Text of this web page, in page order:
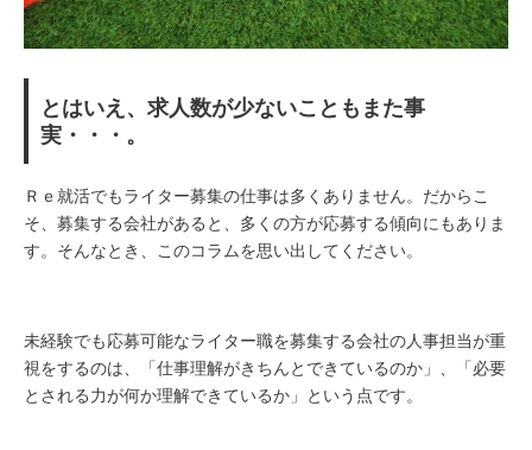
とはいえ、求人数が少ないこともまた事
実・・・。
Ｒｅ就活でもライター募集の仕事は多くありません。だからこ
そ、募集する会社があると、多くの方が応募する傾向にもありま
す。そんなとき、このコラムを思い出してください。
未経験でも応募可能なライター職を募集する会社の人事担当が重
視をするのは、「仕事理解がきちんとできているのか」、「必要
とされる力が何か理解できているか」という点です。